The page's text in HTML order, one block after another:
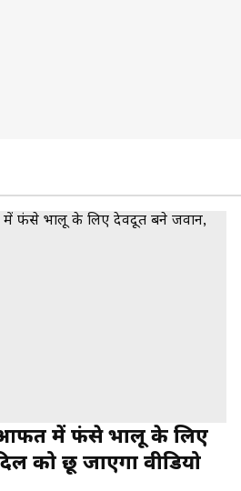
में फंसे भालू के लिए
को छू जाएगा वीडियो